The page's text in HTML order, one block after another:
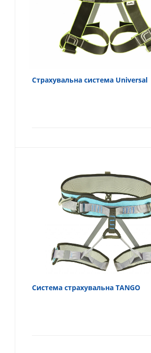
Страхувальна система Universal
Система страхувальна TANGO